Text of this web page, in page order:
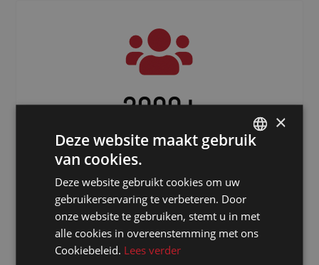
3000+
Freelancers verspreid over de hele
wereld
FRENCH
×
Deze website maakt gebruik
van cookies.
Deze website gebruikt cookies om uw
gebruikerservaring te verbeteren. Door
onze website te gebruiken, stemt u in met
alle cookies in overeenstemming met ons
Cookiebeleid. Lees verder